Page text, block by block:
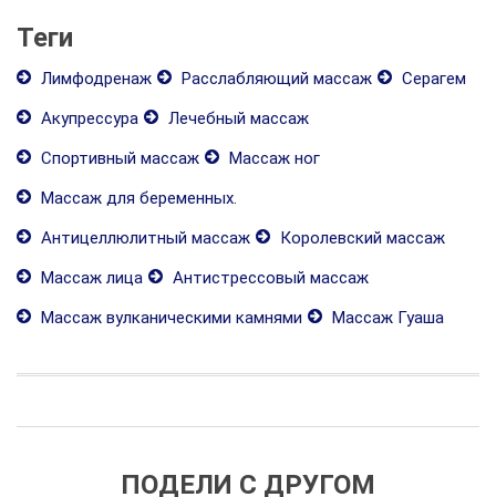
Теги
Лимфодренаж Расслабляющий массаж
Серагем
Акупрессура
Лечебный массаж
Спортивный массаж
Массаж ног
Массаж для беременных.
Антицеллюлитный массаж
Королевский массаж
Массаж лица
Антистрессовый массаж
Массаж вулканическими камнями
Массаж Гуаша
ПОДЕЛИ С ДРУГОМ